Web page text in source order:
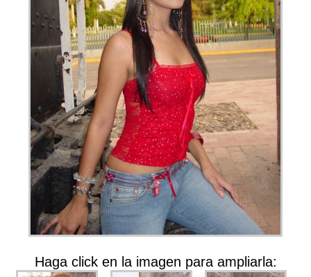
Haga click en la imagen para ampliarla: